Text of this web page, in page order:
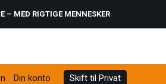
– MED RIGTIGE MENNESKER
Din konto Skift til Privat